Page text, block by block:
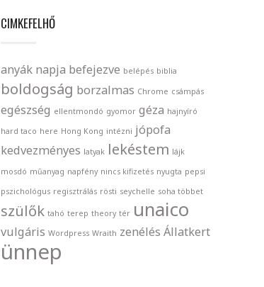
CIMKEFELHŐ
anyák napja befejezve belépés biblia
boldogság borzalmas Chrome csámpás
egészség ellentmondó gyomor géza hajnyíró
hard taco here Hong Kong intézni jópofa
kedvezményes latyak lekéstem lájk
mosdó műanyag napfény nincs kifizetés nyugta pepsi
pszichológus regisztrálás rösti seychelle soha többet
szülők tahó terep theory tér unaico
vulgáris Wordpress Wraith zenélés Állatkert
ünnep